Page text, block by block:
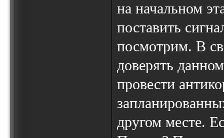
на начальном
поставить
посмотрим. В
доверять
провести
другом месте.